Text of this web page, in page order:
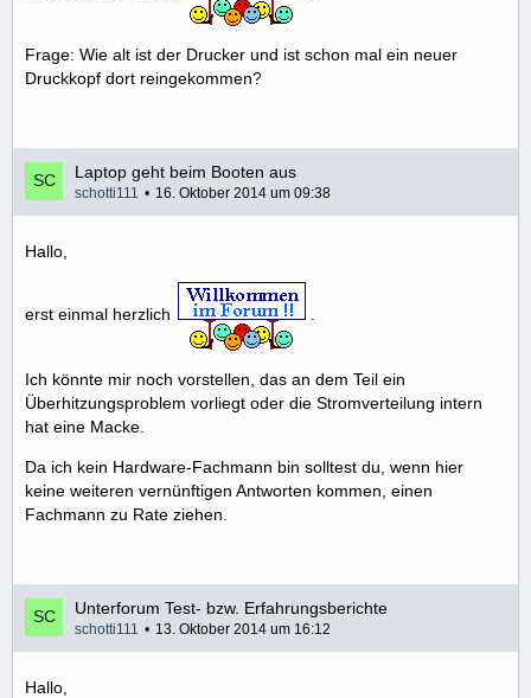
Frage: Wie alt ist der Drucker und ist schon mal ein neuer
Druckkopf dort reingekommen?
Laptop geht beim Booten aus
schotti111 16. Oktober 2014 um 09:38
Hallo,
erst einmal herzlich
Ich könnte mir noch vorstellen, das an dem Teil ein
Überhitzungsproblem vorliegt oder die Stromverteilung intern
hat eine Macke.
Da ich kein Hardware-Fachmann bin solltest du, wenn hier
keine weiteren vernünftigen Antworten kommen, einen
Fachmann zu Rate ziehen.
Unterforum Test- bzw. Erfahrungsberichte
schotti111 13. Oktober 2014 um 16:12
Hallo,